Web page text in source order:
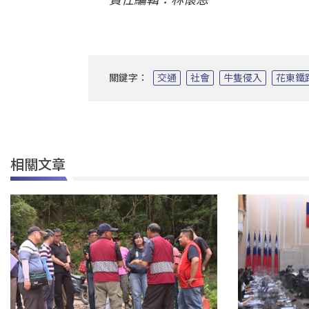
關鍵字： 交通 社會 牛隻侵入 花東鐵
相關文章